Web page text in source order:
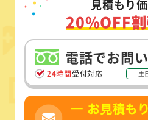
見積もり
20%OFF
電話でお問
24時間受付対応 土